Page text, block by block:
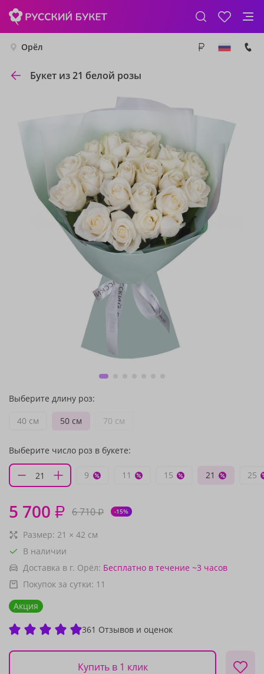
Орёл
Букет из 21 белой розы
Выберите длину роз:
40 см
50 см 70 см
Выберите число роз в букете:
9 11 15 21 25
5 700 ₽ 6 710₽ -15%
Размер: 21 × 42 см
В наличии
Доставка в г. Орёл: Бесплатно в течение ~3 часов
Покупок за сутки: 11
Акция
361 Отзывов и оценок
Купить в 1 клик